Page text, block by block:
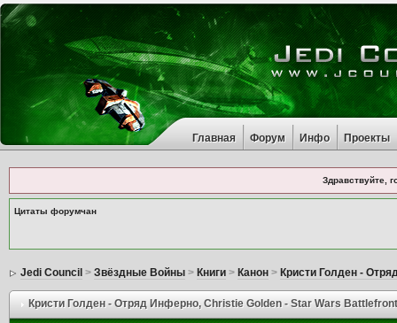
Главная Форум Инфо Проекты
Здравствуйте,
Цитаты форумчан
Jedi Council > Звёздные Войны> Книги> Канон> Кристи Голден -
Кристи Голден - Отряд Инферно, Christie Golden - Star Wars